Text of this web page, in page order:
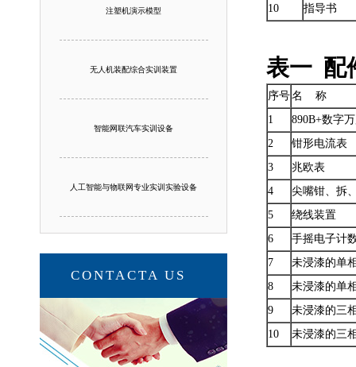
注塑机演示模型
无人机装配综合实训装置
智能网联汽车实训设备
人工智能与物联网专业实训实验设备
CONTACTA US
10
指导书
表一 配
序号名 称
1
890B+数字
2
钳形电流表
3
兆欧表
4
尖嘴钳、拆
5
绕线装置
6
手摇电子计
7
未浸漆的单
8
未浸漆的单
9
未浸漆的三
10
未浸漆的三